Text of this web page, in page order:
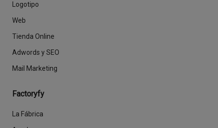
Logotipo
Web
Tienda Online
Adwords y SEO
Mail Marketing
Factoryfy
La Fábrica